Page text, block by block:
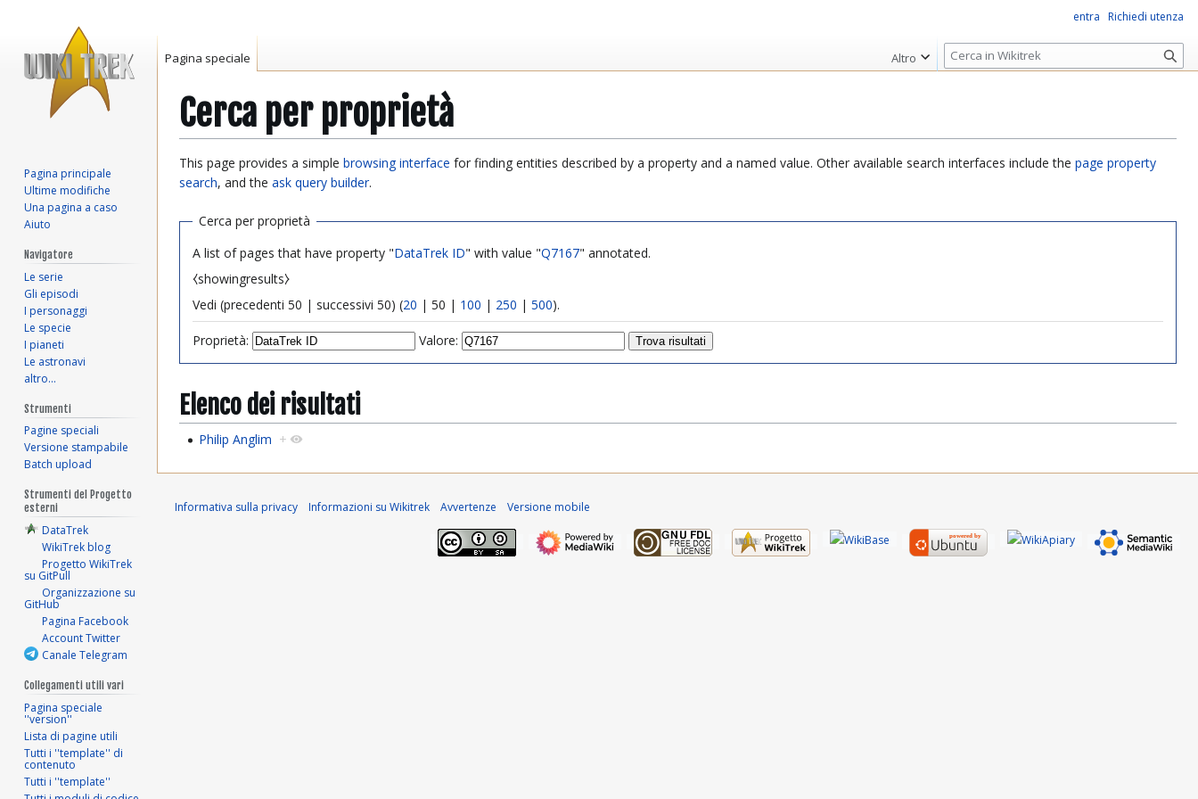
Cerca per proprietà
Vai
alla
Vai
alla
This page provides a simple browsing interface for finding entities described by a property and a named value. Other available search interfaces include the page property
search, and the ask query builder.
Cerca per proprietà
A list of pages that have property "DataTrek ID" with value "Q7167" annotated.
⧼showingresults⧽
Vedi (precedenti 50 | successivi 50) (20 | 50 | 100 | 250 | 500).
Proprietà: Valore:
Elenco dei risultati
Philip Anglim +
entra Richiedi utenza
Pagina speciale Altro
R
i
r
c
Pagina principale
Ultime modifiche
Una pagina a caso
Aiuto
Navigatore
Le serie
Gli episodi
I personaggi
Le specie
I pianeti
Le astronavi
altro…
Strumenti
Pagine speciali
Versione stampabile
Batch upload
Strumenti del Progetto
esterni
DataTrek
WikiTrek blog
Progetto WikiTrek
su GitPull
Organizzazione su
GitHub
Pagina Facebook
Account Twitter
Canale Telegram
Collegamenti utili vari
Pagina speciale
''version''
Lista di pagine utili
Tutti i ''template'' di
contenuto
Tutti i ''template''
Informativa sulla privacy Informazioni su Wikitrek Avvertenze Versione mobile